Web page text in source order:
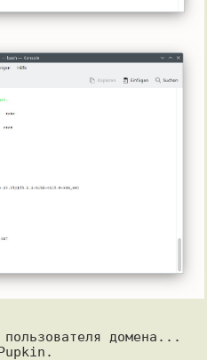
домена...